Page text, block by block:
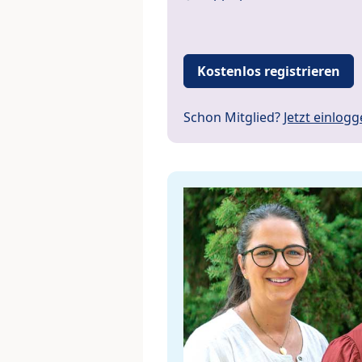
Kostenlos registrieren
Schon Mitglied? Jetzt